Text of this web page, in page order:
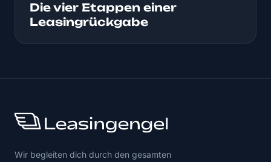
Die vier Etappen einer
Leasingrückgabe
Wir begleiten dich durch den gesamten